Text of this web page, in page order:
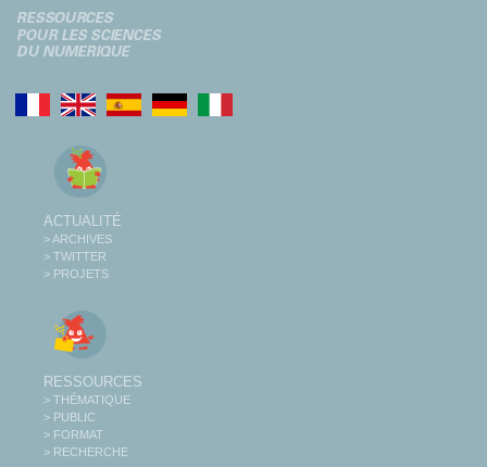
ACTUALITÉ
> ARCHIVES
> TWITTER
> PROJETS
RESSOURCES
> THÉMATIQUE
> PUBLIC
> FORMAT
> RECHERCHE